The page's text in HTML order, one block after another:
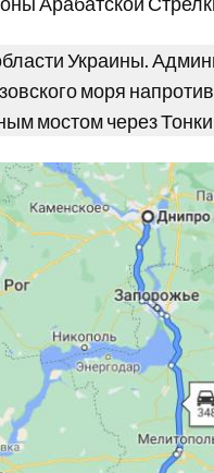
Украины.
моря
мостом через